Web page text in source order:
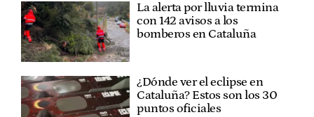
La alerta por lluvia termina
con 142 avisos a los
bomberos en Cataluña
¿Dónde ver el eclipse en
Cataluña? Estos son los 30
puntos oficiales